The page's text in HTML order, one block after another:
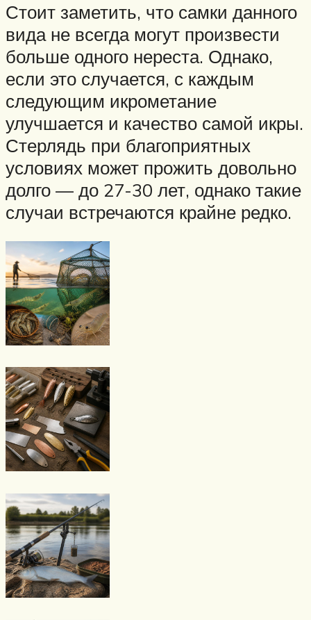
Стоит заметить, что самки данного
вида не всегда могут произвести
больше одного нереста. Однако,
если это случается, с каждым
следующим икрометание
улучшается и качество самой икры.
Стерлядь при благоприятных
условиях может прожить довольно
долго — до 27-30 лет, однако такие
случаи встречаются крайне редко.